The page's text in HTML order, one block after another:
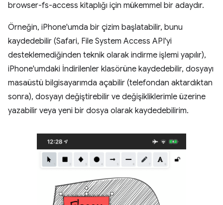
browser-fs-access kitaplığı için mükemmel bir adaydır.
Örneğin, iPhone'umda bir çizim başlatabilir, bunu
kaydedebilir (Safari, File System Access API'yi
desteklemediğinden teknik olarak indirme işlemi yapılır),
iPhone'umdaki İndirilenler klasörüne kaydedebilir, dosyayı
masaüstü bilgisayarımda açabilir (telefondan aktardıktan
sonra), dosyayı değiştirebilir ve değişikliklerimle üzerine
yazabilir veya yeni bir dosya olarak kaydedebilirim.